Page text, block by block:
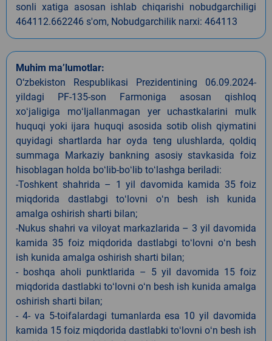
sonli xatiga asosan ishlab chiqarishi nobudgarchiligi
464112.662246 s'om, Nobudgarchilik narxi: 464113
Muhim ma’lumotlar:
O‘zbekiston Respublikasi Prezidentining 06.09.2024-
yildagi PF-135-son Farmoniga asosan qishloq
xoʻjaligiga moʻljallanmagan yer uchastkalarini mulk
huquqi yoki ijara huquqi asosida sotib olish qiymatini
quyidagi shartlarda har oyda teng ulushlarda, qoldiq
summaga Markaziy bankning asosiy stavkasida foiz
hisoblagan holda boʻlib-boʻlib toʻlashga beriladi:
-Toshkent shahrida – 1 yil davomida kamida 35 foiz
miqdorida dastlabgi toʻlovni oʻn besh ish kunida
amalga oshirish sharti bilan;
-Nukus shahri va viloyat markazlarida – 3 yil davomida
kamida 35 foiz miqdorida dastlabgi toʻlovni oʻn besh
ish kunida amalga oshirish sharti bilan;
- boshqa aholi punktlarida – 5 yil davomida 15 foiz
miqdorida dastlabki toʻlovni oʻn besh ish kunida amalga
oshirish sharti bilan;
- 4- va 5-toifalardagi tumanlarda esa 10 yil davomida
kamida 15 foiz miqdorida dastlabki toʻlovni oʻn besh ish